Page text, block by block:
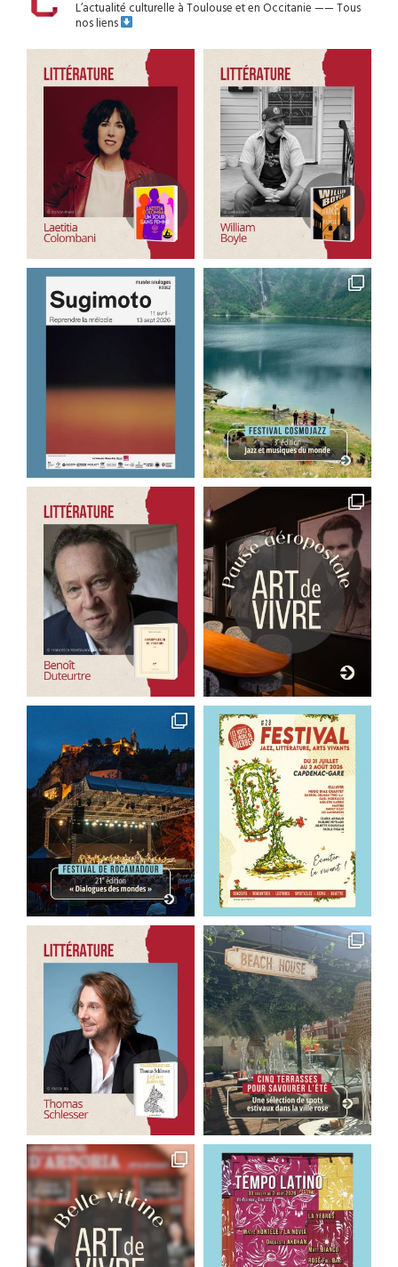
L’actualité culturelle à Toulouse et en Occitanie——Tous
nos liens